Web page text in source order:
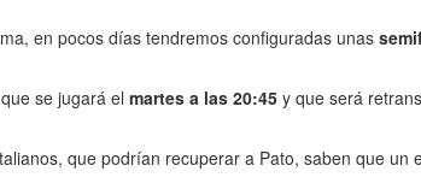
en pocos días tendremos configuradas unas
se jugará el martes a las 20:45 y que será
que podrían recuperar a Pato, saben que un